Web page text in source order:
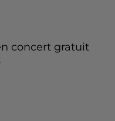
concert gratuit